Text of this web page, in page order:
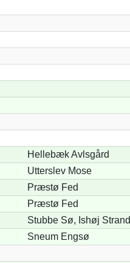
Hellebæk Avlsgård
Utterslev Mose
Præstø Fed
Præstø Fed
Stubbe Sø, Ishøj Strand
Sneum Engsø